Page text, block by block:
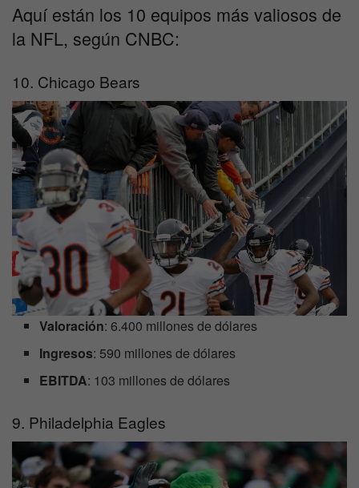
Aquí están los 10 equipos más valiosos de
la NFL, según CNBC:
10. Chicago Bears
Valoración: 6.400 millones de dólares
Ingresos: 590 millones de dólares
EBITDA: 103 millones de dólares
9. Philadelphia Eagles